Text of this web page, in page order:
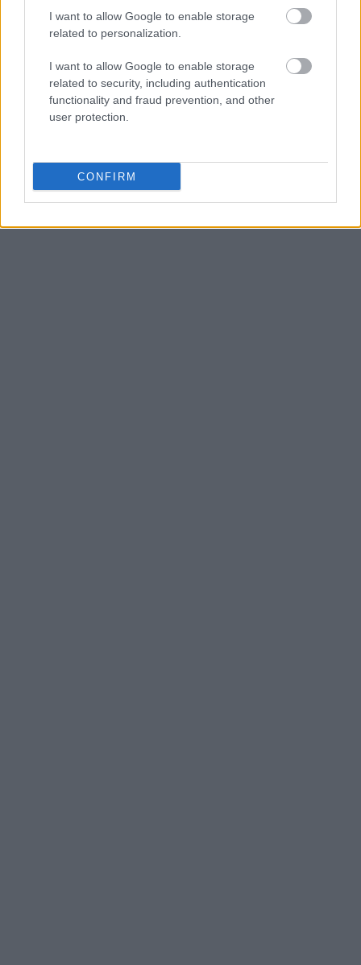
I want to allow Google to enable storage
related to personalization.
I want to allow Google to enable storage
related to security, including authentication
functionality and fraud prevention, and other
user protection.
CONFIRM
ZOBACZ WSZYSTKIE WYNIKI
A customizable modal perfect for newsletters
[mc4wp_form id="496"]